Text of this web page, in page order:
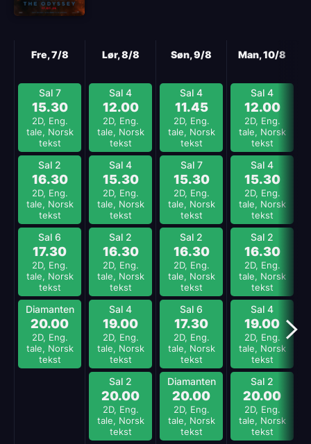
Fre, 7/8
Sal 7
15.30
2D, Eng.
tale, Norsk
tekst
Sal 2
16.30
2D, Eng.
tale, Norsk
tekst
Sal 6
17.30
2D, Eng.
tale, Norsk
tekst
Diamanten
20.00
2D, Eng.
tale, Norsk
tekst
Lør, 8/8
Sal 4
12.00
2D, Eng.
tale, Norsk
tekst
Sal 4
15.30
2D, Eng.
tale, Norsk
tekst
Sal 2
16.30
2D, Eng.
tale, Norsk
tekst
Sal 4
19.00
2D, Eng.
tale, Norsk
tekst
Sal 2
20.00
2D, Eng.
tale, Norsk
tekst
Søn, 9/8
Sal 4
11.45
2D, Eng.
tale, Norsk
tekst
Sal 7
15.30
2D, Eng.
tale, Norsk
tekst
Sal 2
16.30
2D, Eng.
tale, Norsk
tekst
Sal 6
17.30
2D, Eng.
tale, Norsk
tekst
Diamanten
20.00
2D, Eng.
tale, Norsk
tekst
Man, 10/8
Sal 4
12.00
2D, Eng.
tale, Norsk
tekst
Sal 4
15.30
2D, Eng.
tale, Norsk
tekst
Sal 2
16.30
2D, Eng.
tale, Norsk
tekst
Sal 4
19.00
2D, Eng.
tale, Norsk
tekst
Sal 2
20.00
2D, Eng.
tale, Norsk
tekst